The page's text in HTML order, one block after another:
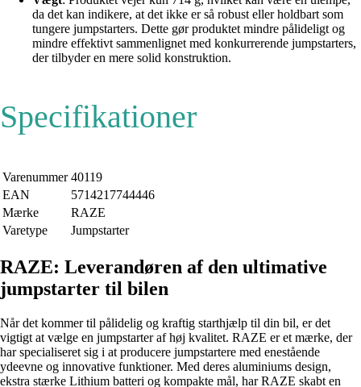
da det kan indikere, at det ikke er så robust eller holdbart som
tungere jumpstarters. Dette gør produktet mindre pålideligt og
mindre effektivt sammenlignet med konkurrerende jumpstarters,
der tilbyder en mere solid konstruktion.
Specifikationer
Varenummer 40119
EAN
5714217744446
Mærke
RAZE
Varetype
Jumpstarter
RAZE: Leverandøren af den ultimative
jumpstarter til bilen
Når det kommer til pålidelig og kraftig starthjælp til din bil, er det
vigtigt at vælge en jumpstarter af høj kvalitet. RAZE er et mærke, der
har specialiseret sig i at producere jumpstartere med enestående
ydeevne og innovative funktioner. Med deres aluminiums design,
ekstra stærke Lithium batteri og kompakte mål, har RAZE skabt en